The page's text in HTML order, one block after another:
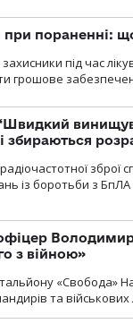
при пораненні:
захисники під час
грошове
збираються
зброї
із боротьби з
з війною»
«Свобода»
та